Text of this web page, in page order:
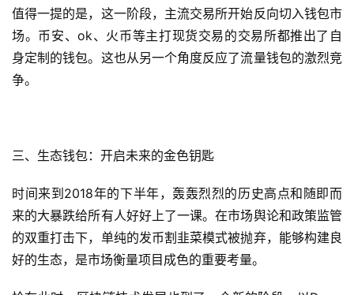
值得一提的是，这一阶段，主流交易所开始反向切入钱包市
场。币安、ok、火币等主打现货交易的交易所都推出了自
身定制的钱包。这也从另一个角度反应了流量钱包的激烈竞
争。
三、生态钱包：开启未来的金色钥匙
时间来到2018年的下半年，轰轰烈烈的历史高点和随即而
来的大暴跌给所有人好好上了一课。在市场舆论和政策监管
的双重打击下，单纯的发币割韭菜模式被抛弃，能够构建良
好的生态，是市场衡量项目成色的重要考量。